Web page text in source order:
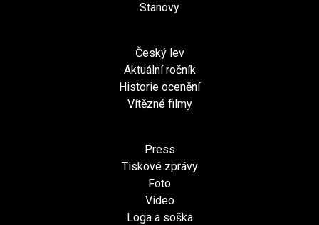
Stanovy
Český lev
Aktuální ročník
Historie ocenění
Vítězné filmy
Press
Tiskové zprávy
Foto
Video
Loga a soška